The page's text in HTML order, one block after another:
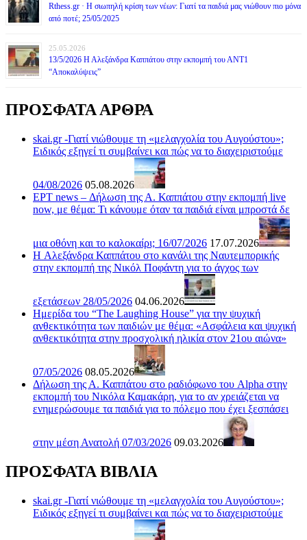
Rthess.gr · Η σιωπηλή κρίση των νέων: Γιατί τα παιδιά μας νιώθουν πιο μόνα
από ποτέ; 25/05/2025
25.05.2026
13/5/2026 Η Αλεξάνδρα Καππάτου στην εκπομπή του ΑΝΤ1
“Αποκαλύψεις”
ΠΡΟΣΦΑΤΑ ΑΡΘΡΑ
skai.gr -Γιατί νιώθουμε τη «μελαγχολία του Αυγούστου»;
Ειδικός εξηγεί τι συμβαίνει και πώς να το διαχειριστούμε
04/08/2026 05.08.2026
ΕΡΤ news – Δήλωση της Α. Καππάτου στην εκπομπή live
now, με θέμα: Τι κάνουμε όταν τα παιδιά είναι μπροστά δε
μια οθόνη και το καλοκαίρι; 16/07/2026 17.07.2026
H Αλεξάνδρα Καππάτου στο κανάλι της Ναυτεμπορικής
στην εκπομπή της Νικόλ Ποφάντη για το άγχος των
εξετάσεων 28/05/2026 04.06.2026
Ημερίδα του “The Laughing House” για την ψυχική
ανθεκτικότητα των παιδιών με θέμα: «Ασφάλεια και ψυχική
ανθεκτικότητα στην προσχολική ηλικία στον 21ου αιώνα»
07/05/2026 08.05.2026
Δήλωση της Α. Καππάτου στο ραδιόφωνο του Alpha στην
εκπομπή του Νικόλα Καμακάρη, για το αν χρειάζεται να
ενημερώσουμε τα παιδιά για το πόλεμο που έχει ξεσπάσει
στην μέση Ανατολή 07/03/2026 09.03.2026
ΠΡΟΣΦΑΤΑ ΒΙΒΛΙΑ
skai.gr -Γιατί νιώθουμε τη «μελαγχολία του Αυγούστου»;
Ειδικός εξηγεί τι συμβαίνει και πώς να το διαχειριστούμε